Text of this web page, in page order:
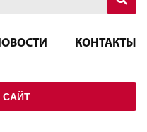
КОНТАКТЫ
САЙТ